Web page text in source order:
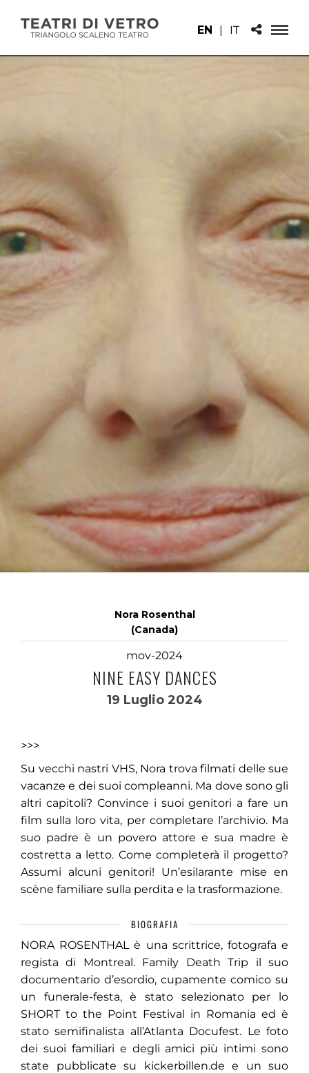
EN | IT
Nora Rosenthal
(Canada)
mov-2024
NINE EASY DANCES
19 Luglio 2024
>>>
Su vecchi nastri VHS, Nora trova filmati delle sue
vacanze e dei suoi compleanni. Ma dove sono gli
altri capitoli? Convince i suoi genitori a fare un
film sulla loro vita, per completare l’archivio. Ma
suo padre è un povero attore e sua madre è
costretta a letto. Come completerà il progetto?
Assumi alcuni genitori! Un’esilarante mise en
scène familiare sulla perdita e la trasformazione.
BIOGRAFIA
NORA ROSENTHAL è una scrittrice, fotografa e
regista di Montreal. Family Death Trip il suo
documentario d’esordio, cupamente comico su
un funerale-festa, è stato selezionato per lo
SHORT to the Point Festival in Romania ed è
stato semifinalista all’Atlanta Docufest. Le foto
dei suoi familiari e degli amici più intimi sono
state pubblicate su kickerbillen.de e un suo